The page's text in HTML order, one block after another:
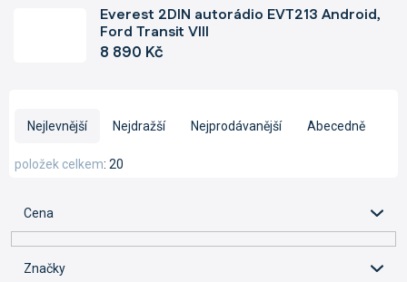
Everest 2DIN autorádio EVT213 Android,
Ford Transit VIII
8 890 Kč
e
r
Nejlevnější Nejdražší Nejprodávanější Abecedně
20
položek celkem
Cena
Značky